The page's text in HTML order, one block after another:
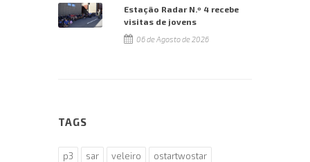
Estação Radar N.º 4 recebe
visitas de jovens
06 de Agosto de 2026
TAGS
p3 sar veleiro ostartwostar